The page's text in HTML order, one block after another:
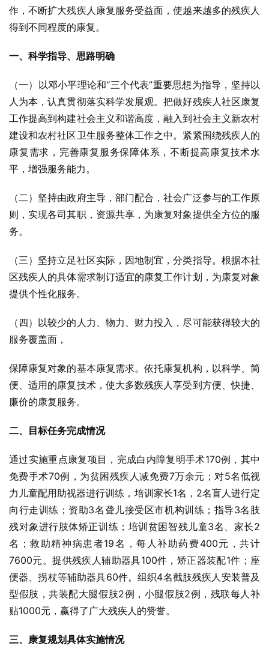
作，不断扩大残疾人康复服务受益面，使越来越多的残疾人
得到不同程度的康复。
一、科学指导、思路明确
（一）以邓小平理论和“三个代表”重要思想为指导，坚持以
人为本，认真贯彻落实科学发展观。把做好残疾人社区康复
工作提高到构建社会主义和谐高度，融入到社会主义新农村
建设和农村社区卫生服务整体工作之中。紧紧围绕残疾人的
康复需求，完善康复服务保障体系，不断提高康复技术水
平，增强服务能力。
（二）坚持由政府主导，部门配合，社会广泛参与的工作原
则，实现各司其职，资源共享，为康复对象提供全方位的服
务。
（三）坚持立足社区实际，因地制宜，分类指导。根据本社
区残疾人的具体需求制订适宜的康复工作计划，为康复对象
提供个性化服务。
（四）以较少的人力、物力、财力投入，尽可能获得较大的
服务覆盖面，
保障康复对象的基本康复需求。依托康复机构，以科学、简
便、适用的康复技术，使大多数残疾人享受到方便、快捷、
廉价的康复服务。
二、目标任务完成情况
通过实施重点康复项目，完成白内障复明手术170例，其中
免费手术70例，为贫困残疾人减免费7万余元；对5名低视
力儿童配用助视器进行训练，培训家长1名，2名盲人进行定
向行走训练；资助3名聋儿接受区市机构训练；指导3名肢
残对象进行肢体矫正训练；培训贫困智残儿童3名、家长2
名；救助精神病患者19名，每人补助药费400元，共计
7600元。提供残疾人辅助器具100件，矫正器装配1件；座
便器、拐杖等辅助器具60件。组织4名截肢残疾人安装普及
型假肢，共装配大腿假肢2例，小腿假肢2例，残联每人补
贴1000元，赢得了广大残疾人的赞誉。
三、康复规划具体实施情况